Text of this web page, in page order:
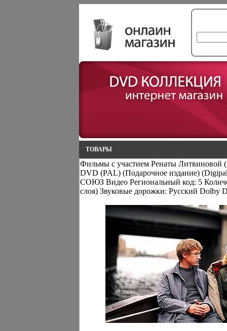
ТОВАРЫ
Фильмы с участием Ренаты Литвиновой
DVD (PAL) (Подарочное издание)
СОЮЗ Видео Региональный код: 5
слоя) Звуковые дорожки: Русский Dolby